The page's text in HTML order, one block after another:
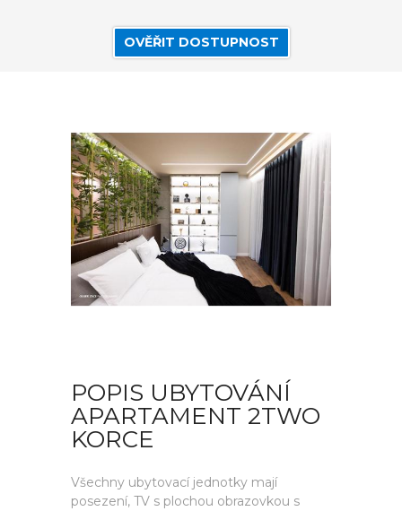
OVĚŘIT DOSTUPNOST
POPIS UBYTOVÁNÍ
APARTAMENT 2TWO
KORCE
Všechny ubytovací jednotky mají
posezení, TV s plochou obrazovkou s